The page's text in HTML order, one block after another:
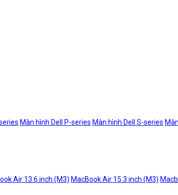
Màn hình Dell P-series Màn hình Dell S-series
Air 13.6 inch (M3) MacBook Air 15.3 inch (M3)